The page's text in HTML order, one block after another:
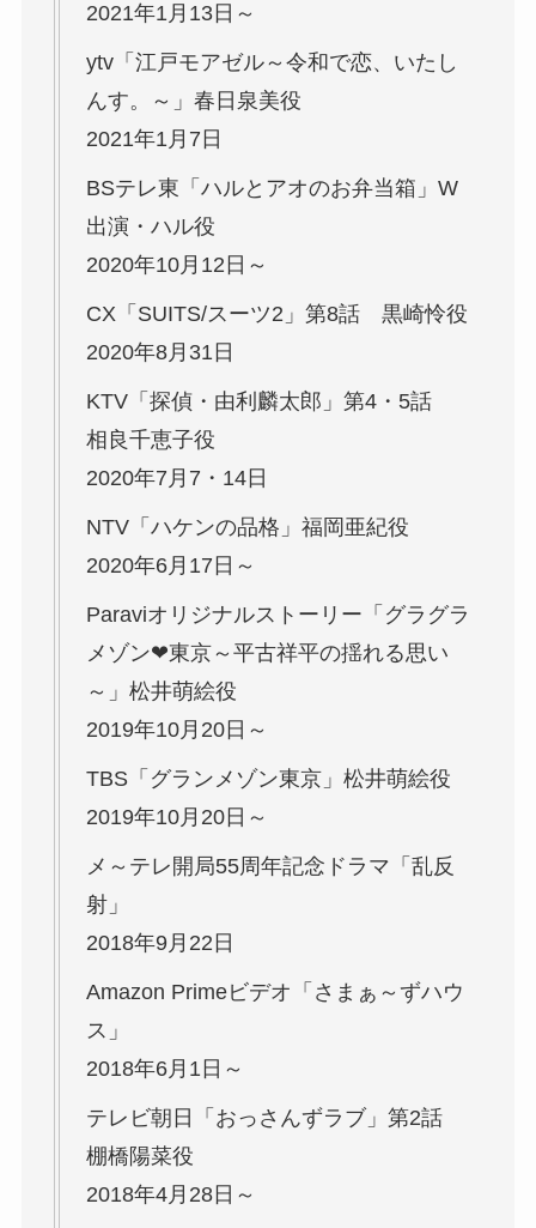
2021年1月13日～
ytv「江戸モアゼル～令和で恋、いたし
んす。～」春日泉美役
2021年1月7日
BSテレ東「ハルとアオのお弁当箱」W
出演・ハル役
2020年10月12日～
CX「SUITS/スーツ2」第8話 黒崎怜役
2020年8月31日
KTV「探偵・由利麟太郎」第4・5話
相良千恵子役
2020年7月7・14日
NTV「ハケンの品格」福岡亜紀役
2020年6月17日～
Paraviオリジナルストーリー「グラグラ
メゾン❤東京～平古祥平の揺れる思い
～」松井萌絵役
2019年10月20日～
TBS「グランメゾン東京」松井萌絵役
2019年10月20日～
メ～テレ開局55周年記念ドラマ「乱反
射」
2018年9月22日
Amazon Primeビデオ「さまぁ～ずハウ
ス」
2018年6月1日～
テレビ朝日「おっさんずラブ」第2話
棚橋陽菜役
2018年4月28日～